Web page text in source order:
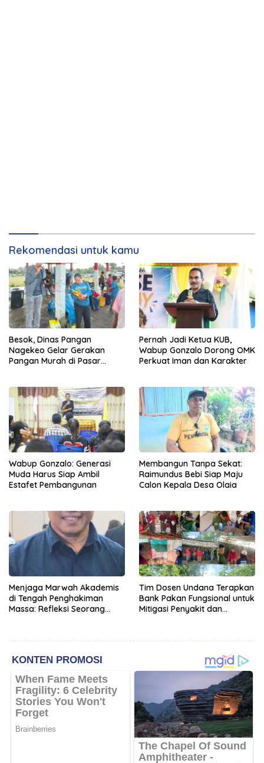
Rekomendasi untuk kamu
Besok, Dinas Pangan
Nagekeo Gelar Gerakan
Pangan Murah di Pasar
Pernah Jadi Ketua KUB,
Wabup Gonzalo Dorong OMK
Perkuat Iman dan Karakter
Wabup Gonzalo: Generasi
Muda Harus Siap Ambil
Estafet Pembangunan
Membangun Tanpa Sekat:
Raimundus Bebi Siap Maju
Calon Kepala Desa Olaia
Menjaga Marwah Akademis
di Tengah Penghakiman
Massa: Refleksi Seorang
Tim Dosen Undana Terapkan
Bank Pakan Fungsional untuk
Mitigasi Penyakit dan